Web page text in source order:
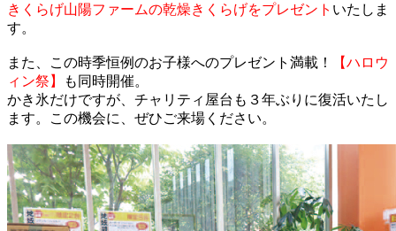
きくらげ山陽ファームの乾燥きくらげをプレゼント いたしま
す。
また、この時季恒例のお子様へのプレゼント満載！
【ハロウ
ィン祭】
も同時開催。
かき氷だけですが、チャリティ屋台も３年ぶりに復活いたし
ます。この機会に、ぜひご来場ください。